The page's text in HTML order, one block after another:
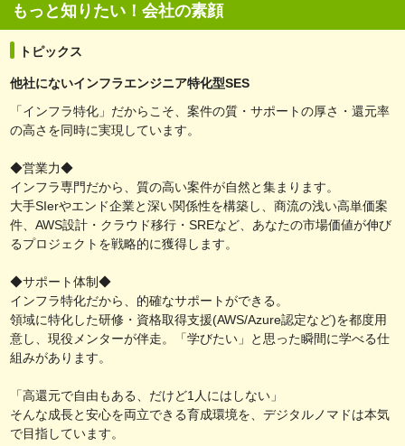
もっと知りたい！会社の素顔
トピックス
他社にないインフラエンジニア特化型SES
「インフラ特化」だからこそ、案件の質・サポートの厚さ・還元率
の高さを同時に実現しています。
◆営業力◆
インフラ専門だから、質の高い案件が自然と集まります。
大手SIerやエンド企業と深い関係性を構築し、商流の浅い高単価案
件、AWS設計・クラウド移行・SREなど、あなたの市場価値が伸び
るプロジェクトを戦略的に獲得します。
◆サポート体制◆
インフラ特化だから、的確なサポートができる。
領域に特化した研修・資格取得支援(AWS/Azure認定など)を都度用
意し、現役メンターが伴走。「学びたい」と思った瞬間に学べる仕
組みがあります。
「高還元で自由もある、だけど1人にはしない」
そんな成長と安心を両立できる育成環境を、デジタルノマドは本気
で目指しています。